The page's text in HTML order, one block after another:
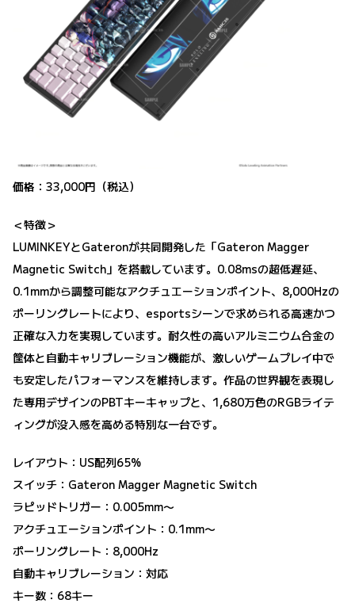
価格：33,000円（税込）
＜特徴＞
LUMINKEYとGateronが共同開発した「Gateron Magger
Magnetic Switch」を搭載しています。0.08msの超低遅延、
0.1mmから調整可能なアクチュエーションポイント、8,000Hzの
ポーリングレートにより、esportsシーンで求められる高速かつ
正確な入力を実現しています。耐久性の高いアルミニウム合金の
筐体と自動キャリブレーション機能が、激しいゲームプレイ中で
も安定したパフォーマンスを維持します。作品の世界観を表現し
た専用デザインのPBTキーキャップと、1,680万色のRGBライテ
ィングが没入感を高める特別な一台です。
レイアウト：US配列65%
スイッチ：Gateron Magger Magnetic Switch
ラピッドトリガー：0.005mm〜
アクチュエーションポイント：0.1mm〜
ポーリングレート：8,000Hz
自動キャリブレーション：対応
キー数：68キー